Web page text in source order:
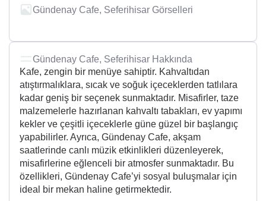
Gündenay Cafe, Seferihisar Görselleri
Gündenay Cafe, Seferihisar Hakkında
Kafe, zengin bir menüye sahiptir. Kahvaltıdan
atıştırmalıklara, sıcak ve soğuk içeceklerden tatlılara
kadar geniş bir seçenek sunmaktadır. Misafirler, taze
malzemelerle hazırlanan kahvaltı tabakları, ev yapımı
kekler ve çeşitli içeceklerle güne güzel bir başlangıç
yapabilirler. Ayrıca, Gündenay Cafe, akşam
saatlerinde canlı müzik etkinlikleri düzenleyerek,
misafirlerine eğlenceli bir atmosfer sunmaktadır. Bu
özellikleri, Gündenay Cafe’yi sosyal buluşmalar için
ideal bir mekan haline getirmektedir.